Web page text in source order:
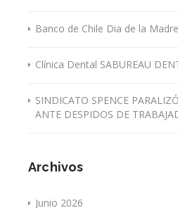
Banco de Chile Dia de la Madre
Clínica Dental SABUREAU
SINDICATO SPENCE
ANTE DESPIDOS DE
Archivos
Junio 2026